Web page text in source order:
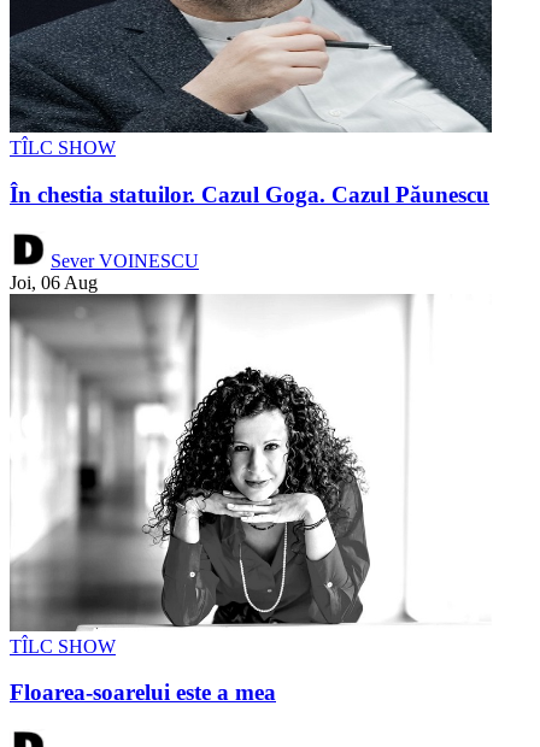
TÎLC SHOW
În chestia statuilor. Cazul Goga. Cazul Păunescu
Sever VOINESCU
Joi, 06 Aug
TÎLC SHOW
Floarea-soarelui este a mea